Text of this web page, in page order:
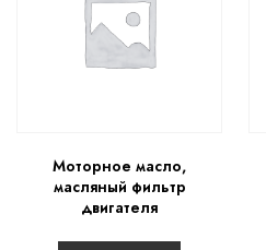
Моторное масло,
масляный фильтр
двигателя